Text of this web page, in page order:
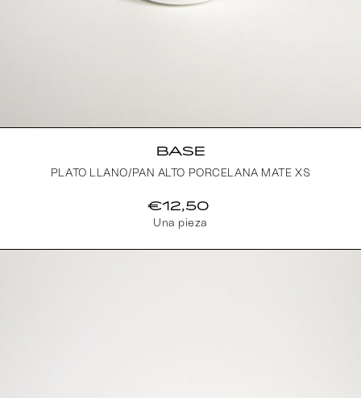
BASE
PLATO LLANO/PAN ALTO PORCELANA MATE XS
€12,50
Una pieza